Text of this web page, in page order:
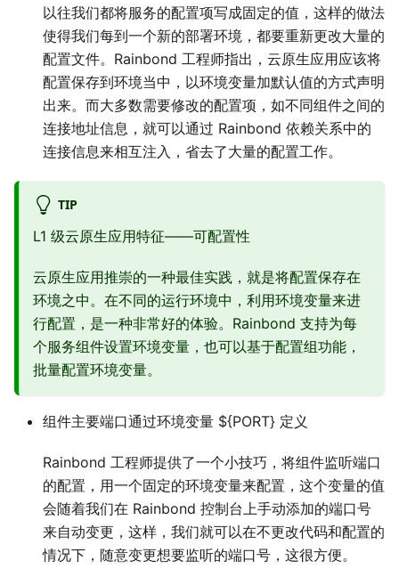
以往我们都将服务的配置项写成固定的值，这样的做法
使得我们每到一个新的部署环境，都要重新更改大量的
配置文件。Rainbond 工程师指出，云原生应用应该将
配置保存到环境当中，以环境变量加默认值的方式声明
出来。而大多数需要修改的配置项，如不同组件之间的
连接地址信息，就可以通过 Rainbond 依赖关系中的
连接信息来相互注入，省去了大量的配置工作。
TIP
L1 级云原生应用特征——可配置性
云原生应用推崇的一种最佳实践，就是将配置保存在
环境之中。在不同的运行环境中，利用环境变量来进
行配置，是一种非常好的体验。Rainbond 支持为每
个服务组件设置环境变量，也可以基于配置组功能，
批量配置环境变量。
组件主要端口通过环境变量 ${PORT} 定义
Rainbond 工程师提供了一个小技巧，将组件监听端口
的配置，用一个固定的环境变量来配置，这个变量的值
会随着我们在 Rainbond 控制台上手动添加的端口号
来自动变更，这样，我们就可以在不更改代码和配置的
情况下，随意变更想要监听的端口号，这很方便。